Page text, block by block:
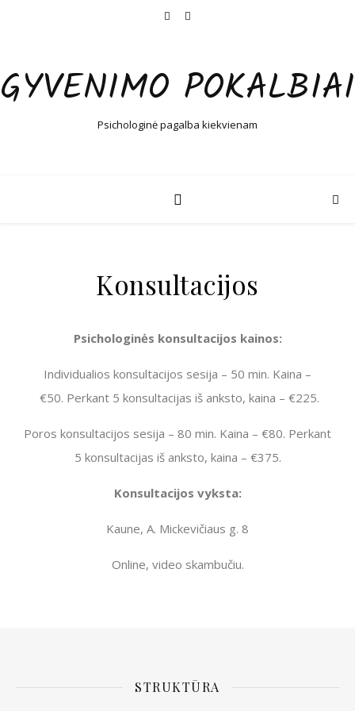
GYVENIMO POKALBIAI
Psichologinė pagalba kiekvienam
Konsultacijos
Psichologinės konsultacijos kainos:
Individualios konsultacijos sesija – 50 min. Kaina –
€50. Perkant 5 konsultacijas iš anksto, kaina – €225.
Poros konsultacijos sesija – 80 min. Kaina – €80. Perkant
5 konsultacijas iš anksto, kaina – €375.
Konsultacijos vyksta:
Kaune, A. Mickevičiaus g. 8
Online, video skambučiu.
STRUKTŪRA